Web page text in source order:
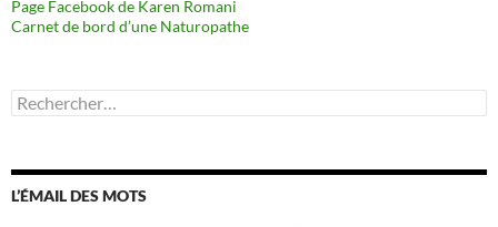
Page Facebook de Karen Romani
Carnet de bord d’une Naturopathe
Rechercher :
L’ÉMAIL DES MOTS